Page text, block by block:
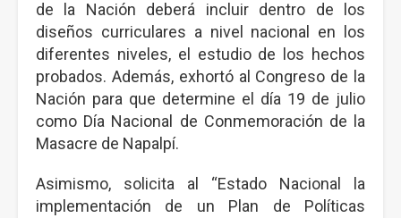
de la Nación deberá incluir dentro de los
diseños curriculares a nivel nacional en los
diferentes niveles, el estudio de los hechos
probados. Además, exhortó al Congreso de la
Nación para que determine el día 19 de julio
como Día Nacional de Conmemoración de la
Masacre de Napalpí.
Asimismo, solicita al “Estado Nacional la
implementación de un Plan de Políticas